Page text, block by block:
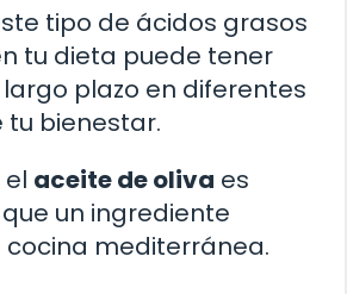
tipo de ácidos grasos
tu dieta puede tener
plazo en diferentes
bienestar.
el aceite de oliva es
un ingrediente
cocina mediterránea.